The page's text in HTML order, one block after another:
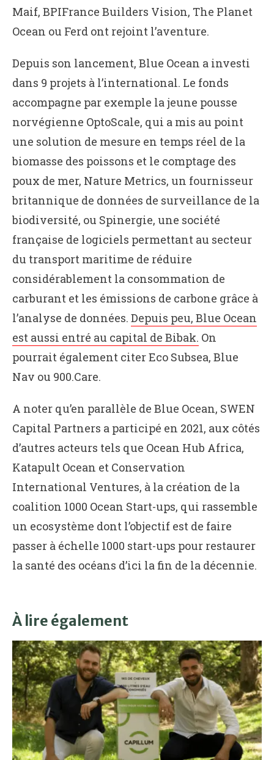
Maif, BPIFrance Builders Vision, The Planet
Ocean ou Ferd ont rejoint l’aventure.
Depuis son lancement, Blue Ocean a investi
dans 9 projets à l’international. Le fonds
accompagne par exemple la jeune pousse
norvégienne OptoScale, qui a mis au point
une solution de mesure en temps réel de la
biomasse des poissons et le comptage des
poux de mer, Nature Metrics, un fournisseur
britannique de données de surveillance de la
biodiversité, ou Spinergie, une société
française de logiciels permettant au secteur
du transport maritime de réduire
considérablement la consommation de
carburant et les émissions de carbone grâce à
l’analyse de données. Depuis peu, Blue Ocean
est aussi entré au capital de Bibak. On
pourrait également citer Eco Subsea, Blue
Nav ou 900.Care.
A noter qu’en parallèle de Blue Ocean, SWEN
Capital Partners a participé en 2021, aux côtés
d’autres acteurs tels que Ocean Hub Africa,
Katapult Ocean et Conservation
International Ventures, à la création de la
coalition 1000 Ocean Start-ups, qui rassemble
un ecosystème dont l’objectif est de faire
passer à échelle 1000 start-ups pour restaurer
la santé des océans d’ici la fin de la décennie.
À lire également